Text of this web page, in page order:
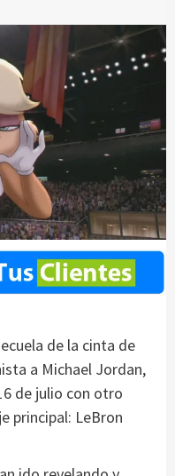
de la cinta de
a Michael Jordan,
de julio con otro
principal: LeBron